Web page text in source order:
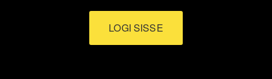
LOGI SISSE